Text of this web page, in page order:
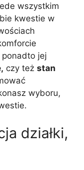
wszystkim
kwestie w
jej
czy też stan
wyboru,
działki,